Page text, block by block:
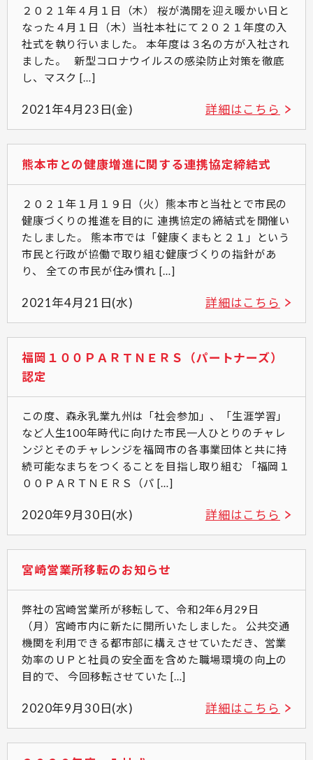
２０２１年４月１日（木） 桜が満開を迎え暖かい日と
なった４月１日（木）当社本社にて２０２１年度の入
社式を執り行いました。 本年度は３名の方が入社され
ました。 新型コロナウイルスの感染防止対策を徹底
し、マスク […]
2021年4月23日(金) 詳細はこちら
熊本市との健康増進に関する連携協定締結式
２０２１年１月１９日（火）熊本市と当社とで市民の
健康づくりの推進を目的に 連携協定の締結式を開催い
たしました。 熊本市では「健康くまもと２１」という
市民と行政が協働で取り組む健康づくりの指針があ
り、 全ての市民が住み慣れ […]
2021年4月21日(水) 詳細はこちら
福岡１００ＰＡＲＴＮＥＲＳ（パートナーズ）
認定
この度、森永乳業九州は「社会参加」、「生涯学習」
など人生100年時代に向けた市民一人ひとりのチャレ
ンジとそのチャレンジを福岡市の各事業団体と共に持
続可能なまちをつくることを目指し取り組む 「福岡１
００ＰＡＲＴＮＥＲＳ（パ […]
2020年9月30日(水) 詳細はこちら
宮崎営業所移転のお知らせ
弊社の宮崎営業所が移転して、令和2年6月29日
（月）宮崎市内に新たに開所いたしました。 公共交通
機関を利用できる都市部に構えさせていただき、営業
効率のＵＰと社員の安全面を含めた職場環境の向上の
目的で、 今回移転させていた […]
2020年9月30日(水) 詳細はこちら